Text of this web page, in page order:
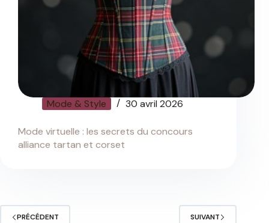
Mode & Style 30 avril 2026
Mode virtuelle : les secrets du concours
alliance tartan et corset
PRÉCÉDENT SUIVANT